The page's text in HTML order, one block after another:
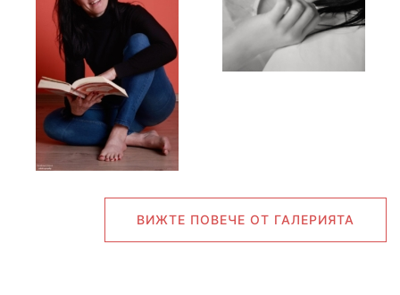
ВИЖТЕ ПОВЕЧЕ ОТ ГАЛЕРИЯТА